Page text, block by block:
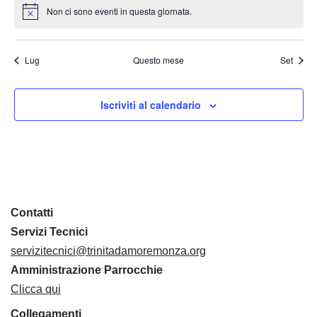
Notice Non ci sono eventi in questa giornata.
Lug Questo mese Set
Iscriviti al calendario
Contatti
Servizi Tecnici
servizitecnici@trinitadamoremonza.org
Amministrazione Parrocchie
Clicca qui
Collegamenti